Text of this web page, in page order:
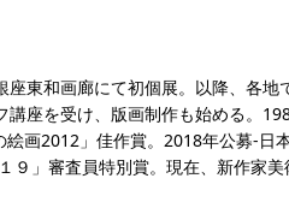
東和画廊にて初個展。以降、各地
座を受け、版画制作も始める。
画2012」佳作賞。2018年公募-日
９」審査員特別賞。現在、新作家